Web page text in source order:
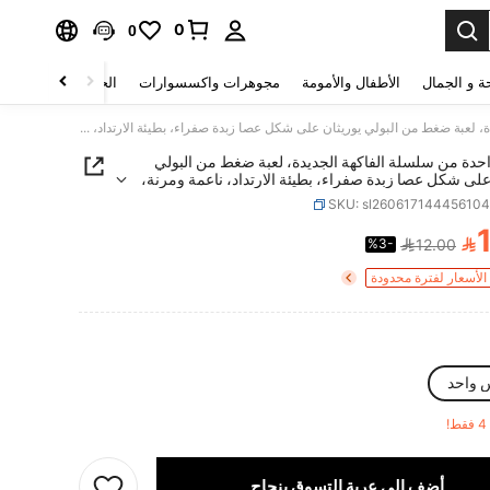
0
0
و الجمال الأطفال والأمومة مجوهرات واكسسوارات الحقائب والأمتعة
قطعة واحدة من سلسلة الفاكهة الجديدة، لعبة ضغط من البولي يوريثان على شكل عصا زبدة صفراء، بطيئة الارتداد، ناعمة ومرنة، قابلة للضغط، لعبة صغيرة محمولة
من سلسلة الفاكهة الجديدة، لعبة ضغط من البولي
على شكل عصا زبدة صفراء، بطيئة الارتداد، ناعمة ومرنة،
لعبة صغيرة محمولة
SKU:
PRICE AND 
12.00
%3-
لفترة محدودة
واحد